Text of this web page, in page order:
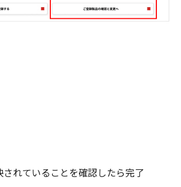
れていることを確認したら完了